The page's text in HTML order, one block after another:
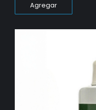
Agregar